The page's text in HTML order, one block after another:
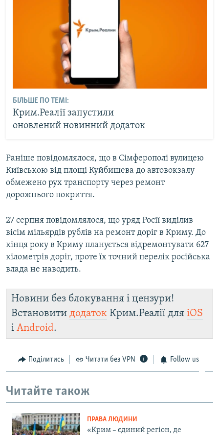
БІЛЬШЕ ПО ТЕМІ:
Крим.Реалії запустили
оновлений новинний додаток
Раніше повідомлялося, що в Сімферополі вулицею
Київською від площі Куйбишева до автовокзалу
обмежено рух транспорту через ремонт
дорожнього покриття.
27 серпня повідомлялося, що уряд Росії виділив
вісім мільярдів рублів на ремонт доріг в Криму. До
кінця року в Криму планується відремонтувати 627
кілометрів доріг, проте їх точний перелік російська
влада не наводить.
Новини без блокування і цензури!
Встановити додаток Крим.Реалії для iOS
і Android.
Поділитись Читати без VPN Follow us
Читайте також
ПРАВА ЛЮДИНИ
«Крим – єдиний регіон, де